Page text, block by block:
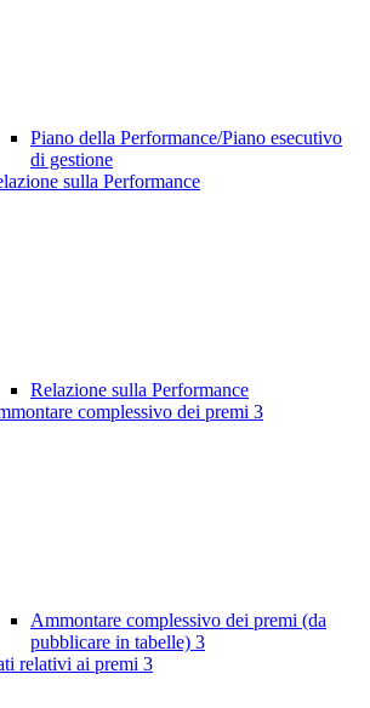
Piano della Performance/Piano esecutivo
di gestione
sulla Performance
Relazione sulla Performance
complessivo dei premi 3
Ammontare complessivo dei premi (da
pubblicare in tabelle) 3
relativi ai premi 3